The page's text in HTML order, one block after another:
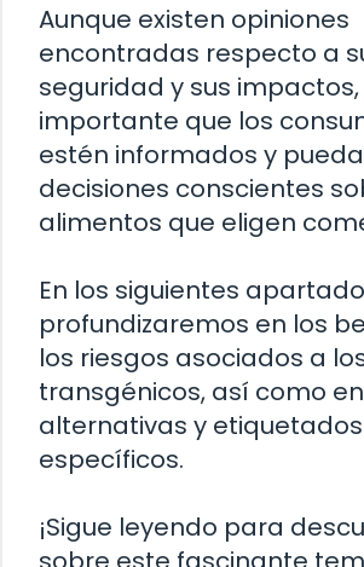
Aunque existen opiniones
encontradas respecto a
seguridad y sus impactos,
importante que los
estén informados y
decisiones conscientes
alimentos que eligen
En los siguientes
profundizaremos en los
los riesgos asociados a
transgénicos, así como
alternativas y etiquetados
específicos.
¡Sigue leyendo para